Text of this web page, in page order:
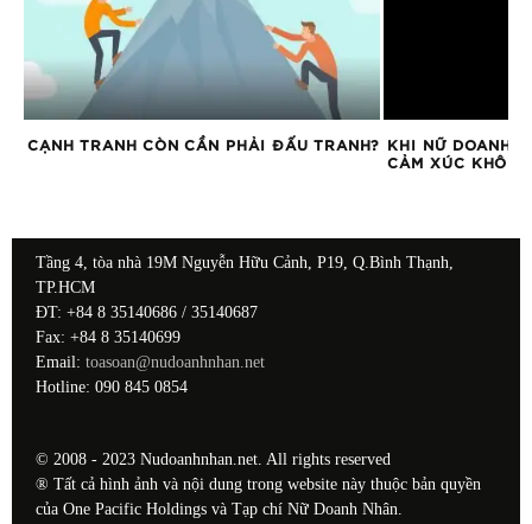
CẠNH TRANH CÒN CẦN PHẢI ĐẤU TRANH?
KHI NỮ DOANH
CẢM XÚC
Tầng 4, tòa nhà 19M Nguyễn Hữu Cảnh, P19, Q.Bình Thạnh,
TP.HCM
ĐT: +84 8 35140686 / 35140687
Fax: +84 8 35140699
Email: toasoan@nudoanhnhan.net
Hotline: 090 845 0854
© 2008 - 2023 Nudoanhnhan.net. All rights reserved
® Tất cả hình ảnh và nội dung trong website này thuộc bản quyền
của One Pacific Holdings và Tạp chí Nữ Doanh Nhân.